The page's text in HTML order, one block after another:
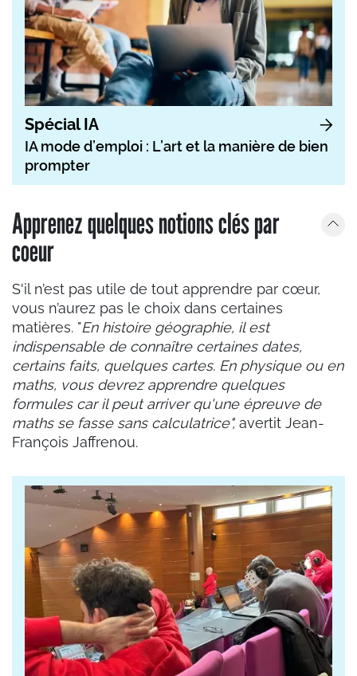
Spécial IA
IA mode d’emploi : L’art et la manière de bien
prompter
Apprenez quelques notions clés par
coeur
S'il n’est pas utile de tout apprendre par cœur,
vous n’aurez pas le choix dans certaines
matières. "En histoire géographie, il est
indispensable de connaître certaines dates,
certains faits, quelques cartes. En physique ou en
maths, vous devrez apprendre quelques
formules car il peut arriver qu'une épreuve de
maths se fasse sans calculatrice",avertit Jean-
François Jaffrenou.